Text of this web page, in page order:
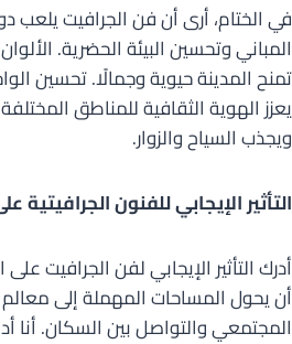
في الختام، أرى أن فن الجرافيت يلعب
المباني وتحسين البيئة الحضرية.
تمنح المدينة حيوية وجمالًا. تحسين
يعزز الهوية الثقافية للمناطق
ويجذب السياح والزوار.
التأثير الإيجابي للفنون الجرافيتية
أدرك التأثير الإيجابي لفن الجرافيت
أن يحول المساحات المهملة إلى معالم
المجتمعي والتواصل بين السكان. أنا